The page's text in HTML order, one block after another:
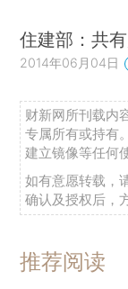
住建部：共
2014年06月04日
财新网所刊载内
专属所有或持有
建立镜像等任何
如有意愿转载，
确认及授权后，
推荐阅读